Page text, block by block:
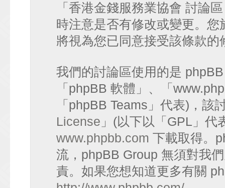
「香港金錢服務業協會 討論
時注意是否有修改或變更。
將視為您已同意接受該條款的
我們的討論區使用的是
「phpBB 軟體」、「
「phpBB Teams」代表)，該
License 」(以下以「GPL」代
www.phpbb.com 下載取得。
流，phpBB Group 無須對我
責。如果您想知道更多有關